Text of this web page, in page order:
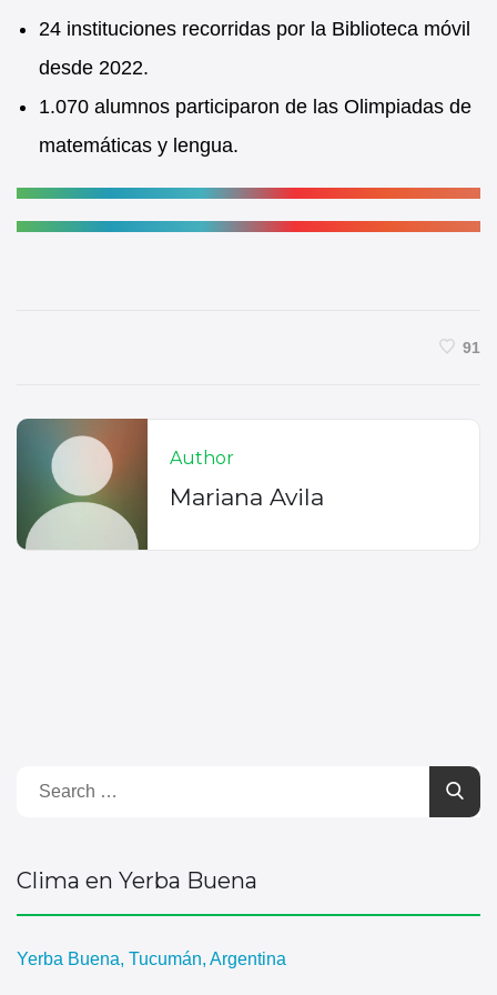
24 instituciones recorridas por la Biblioteca móvil
desde 2022.
1.070 alumnos participaron de las Olimpiadas de
matemáticas y lengua.
91
Author
Mariana Avila
Clima en Yerba Buena
Yerba Buena, Tucumán, Argentina